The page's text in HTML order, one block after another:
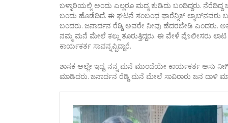
ಬಳ್ಳಾರಿಯಲ್ಲಿ ಅಂದು ಎಲ್ಲರೂ ಮದ್ಯ ಕುಡಿದು ಬಂದಿದ್ದರು.
ಬಂದು ಹೊಡೆದಿದೆ. ಈ ಘಟನೆ ಸಂಬಂಧ ಫಾರೆನ್ಸಿಕ್​ ಲ್ಯಾಬ್‌ನವರು
ಬಂದರು. ಜನಾರ್ದನ ರೆಡ್ಡಿ ಅವರೇ ನೀವು ಹೆದರಬೇಡಿ ಎಂದರು.
ನಮ್ಮ‌ ಮನೆ ಮೇಲೆ ಕಲ್ಲು ತೂರುತ್ತಿದ್ದರು. ಈ ವೇಳೆ ಪೊಲೀಸರು
ಕಾರ್ಯಕರ್ತ ಸಾವನ್ನಪ್ಪಿದ್ದಾರೆ.
ಶಾಸಕ ಅಲ್ಲೇ ಇದ್ದ, ನನ್ನ ಮನೆ ಮುಂದೆಯೇ ಕಾರ್ಯಕರ್ತ ಅಸು
ಮಾಡಿದರು. ಜನಾರ್ದನ ರೆಡ್ಡಿ ಮನೆ ಮೇಲೆ ಸಾವಿರಾರು ಜನ ದಾಳಿ